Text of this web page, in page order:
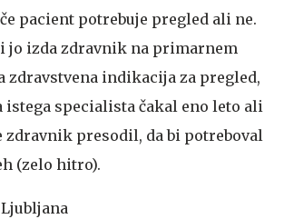
pacient potrebuje pregled ali ne.
jo izda zdravnik na primarnem
zdravstvena indikacija za pregled,
istega specialista čakal eno leto ali
zdravnik presodil, da bi potreboval
(zelo hitro).